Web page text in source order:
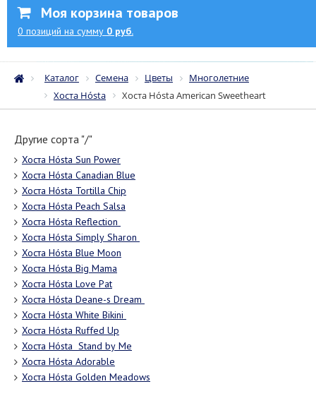
Моя корзина товаров
0 позиций на сумму 0 руб.
Каталог Семена Цветы
Многолетние
Хоста Hósta
Хоста Hósta American Sweetheart
Другие сорта "/"
Хоста Hósta Sun Power
Хоста Hósta Canadian Blue
Хоста Hósta Tortilla Chip
Хоста Hósta Peach Salsa
Хоста Hósta Rеflесtiоn
Хоста Hósta Simрlу Shаrоn
Хоста Hósta Blue Moon
Хоста Hósta Big Mama
Хоста Hósta Love Pat
Хоста Hósta Dеаnе-s Drеаm
Хоста Hósta Whitе Bikini
Хоста Hósta Ruffеd Uр
Хоста Hósta Stаnd bу Mе
Хоста Hósta Adorable
Хоста Hósta Golden Meadows